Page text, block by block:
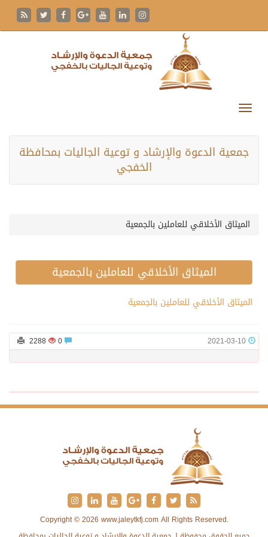
جمعية الدعوة والإرشاد و توعية الجاليات بمحافظة
الخفجي
الميثاق الأخلاقي للعاملين بالجمعية
الميثاق الأخلاقي للعاملين بالجمعية
الميثاق الأخلاقي للعاملين بالجمعية
2021-03-10
2288
Copyright © 2026 www.jaleytkfj.com All Rights Reserved.